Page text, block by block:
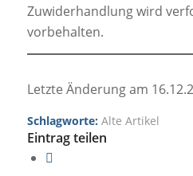
Zuwiderhandlung wird
vorbehalten.
Letzte Änderung am
Schlagworte: Alte Artikel
Eintrag teilen